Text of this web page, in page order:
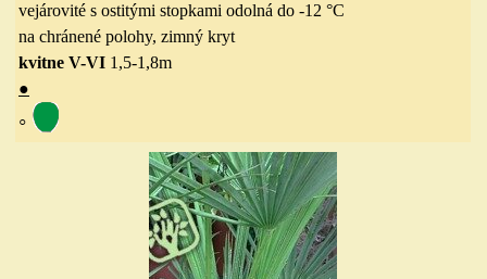
vejárovité s ostitými stopkami odolná do -12 °C
na chránené polohy, zimný kryt
kvitne V-VI 1,5-1,8m
●
◦